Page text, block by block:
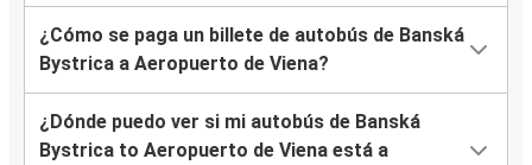
¿Cómo se paga un billete de autobús de Banská
Bystrica a Aeropuerto de Viena?
¿Dónde puedo ver si mi autobús de Banská
Bystrica to Aeropuerto de Viena está a